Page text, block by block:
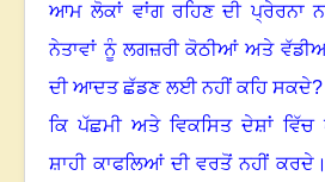
ਆਮ ਲੋਕਾਂ ਵਾਂਗ ਰਹਿਣ ਦੀ ਪ੍ਰੇਰਨਾ
ਨੇਤਾਵਾਂ ਨੂੰ ਲਗਜ਼ਰੀ ਕੋਠੀਆਂ ਅਤੇ
ਦੀ ਆਦਤ ਛੱਡਣ ਲਈ ਨਹੀਂ ਕਹਿ ਸਕਦੇ
ਕਿ ਪੱਛਮੀ ਅਤੇ ਵਿਕਸਿਤ ਦੇਸ਼ਾਂ ਵਿੱਚ
ਸ਼ਾਹੀ ਕਾਫਲਿਆਂ ਦੀ ਵਰਤੋਂ ਨਹੀਂ ਕਰਦੇ।